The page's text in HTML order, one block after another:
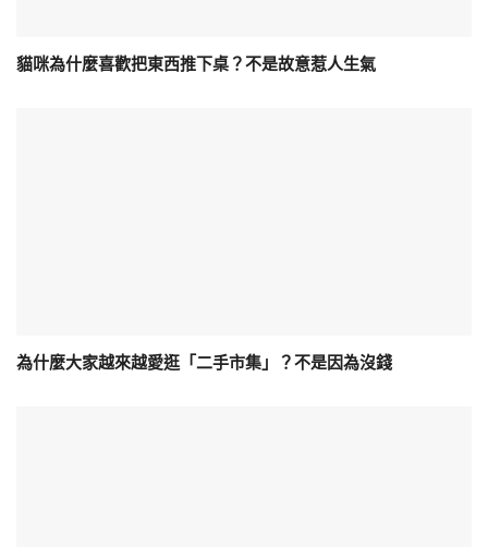
貓咪為什麼喜歡把東西推下桌？不是故意惹人生氣
為什麼大家越來越愛逛「二手市集」？不是因為沒錢